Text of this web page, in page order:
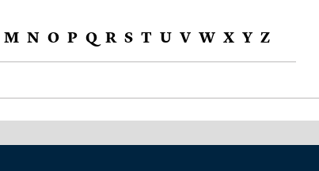
M N O P Q R S T U V W X Y Z